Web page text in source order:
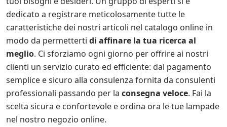
dedicato a registrare meticolosamente tutte le
caratteristiche dei nostri articoli nel catalogo online in
modo da permetterti di affinare la tua ricerca al
meglio. Ci sforziamo ogni giorno per offrire ai nostri
clienti un servizio curato ed efficiente: dal pagamento
semplice e sicuro alla consulenza fornita da consulenti
professionali passando per la consegna veloce. Fai la
scelta sicura e confortevole e ordina ora le tue lampade
nel nostro negozio online.